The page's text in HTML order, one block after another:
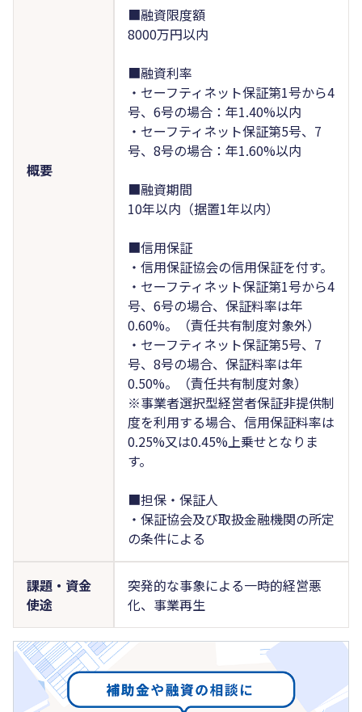
概要
■融資限度額
8000万円以内
■融資利率
・セーフティネット保証第1号から4
号、6号の場合：年1.40%以内
・セーフティネット保証第5号、7
号、8号の場合：年1.60%以内
■融資期間
10年以内（据置1年以内）
■信用保証
・信用保証協会の信用保証を付す。
・セーフティネット保証第1号から4
号、6号の場合、保証料率は年
0.60%。（責任共有制度対象外）
・セーフティネット保証第5号、7
号、8号の場合、保証料率は年
0.50%。（責任共有制度対象）
※事業者選択型経営者保証非提供制
度を利用する場合、信用保証料率は
0.25%又は0.45%上乗せとなりま
す。
■担保・保証人
・保証協会及び取扱金融機関の所定
の条件による
課題・資金
使途
突発的な事象による一時的経営悪
化、事業再生